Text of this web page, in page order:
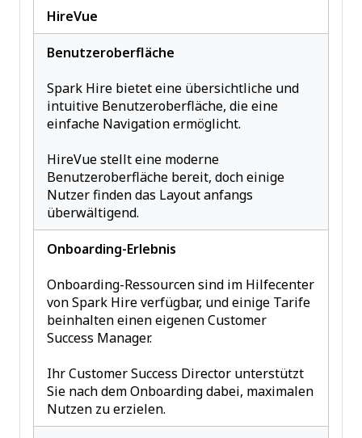
HireVue
Benutzeroberfläche
Spark Hire bietet eine übersichtliche und
intuitive Benutzeroberfläche, die eine
einfache Navigation ermöglicht.
HireVue stellt eine moderne
Benutzeroberfläche bereit, doch einige
Nutzer finden das Layout anfangs
überwältigend.
Onboarding-Erlebnis
Onboarding-Ressourcen sind im Hilfecenter
von Spark Hire verfügbar, und einige Tarife
beinhalten einen eigenen Customer
Success Manager.
Ihr Customer Success Director unterstützt
Sie nach dem Onboarding dabei, maximalen
Nutzen zu erzielen.